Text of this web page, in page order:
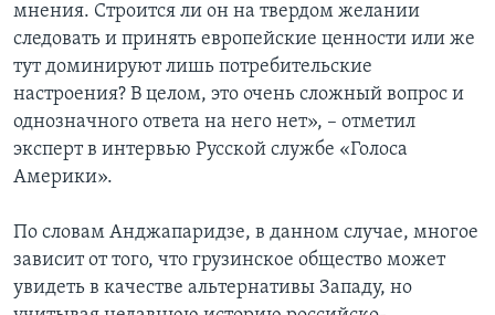
мнения. Строится ли он на твердом желании
следовать и принять европейские ценности или же
тут доминируют лишь потребительские
настроения? В целом, это очень сложный вопрос и
однозначного ответа на него нет», – отметил
эксперт в интервью Русской службе «Голоса
Америки».
По словам Анджапаридзе, в данном случае, многое
зависит от того, что грузинское общество может
увидеть в качестве альтернативы Западу, но